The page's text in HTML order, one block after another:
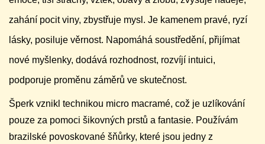
zahání pocit viny, zbystřuje mysl. Je kamenem pravé, ryzí
lásky, posiluje věrnost. Napomáhá soustředění, přijímat
nové myšlenky, dodává rozhodnost, rozvíjí intuici,
podporuje proměnu záměrů ve skutečnost.
Šperk vznikl technikou micro macramé, což je uzlíkování
pouze za pomoci šikovných prstů a fantasie. Používám
brazilské povoskované šňůrky, které jsou jedny z